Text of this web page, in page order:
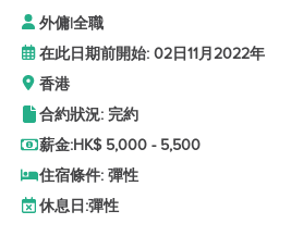
外傭|全職
在此日期前開始: 02日11月2022年
香港
合約狀況: 完約
薪金:HK$ 5,000 - 5,500
住宿條件: 彈性
休息日:彈性